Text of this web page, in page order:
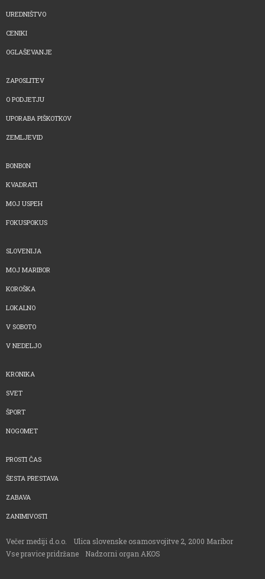
UREDNIŠTVO
CENIKI
OGLAŠEVANJE
ZAPOSLITEV
O PODJETJU
UPORABA PIŠKOTKOV
ZEMLJEVID
BONBON
KVADRATI
MOJ USPEH
FOKUSPOKUS
SLOVENIJA
MOJ MARIBOR
KOROŠKA
LOKALNO
V SOBOTO
V NEDELJO
KRONIKA
SVET
ŠPORT
NOGOMET
PROSTI ČAS
ŠESTA PRESTAVA
ZABAVA
ZANIMIVOSTI
Večer mediji d.o.o.
Ulica slovenske osamosvojitve 2, 2000 Maribor
Vse pravice pridržane
Nadzorni organ AKOS